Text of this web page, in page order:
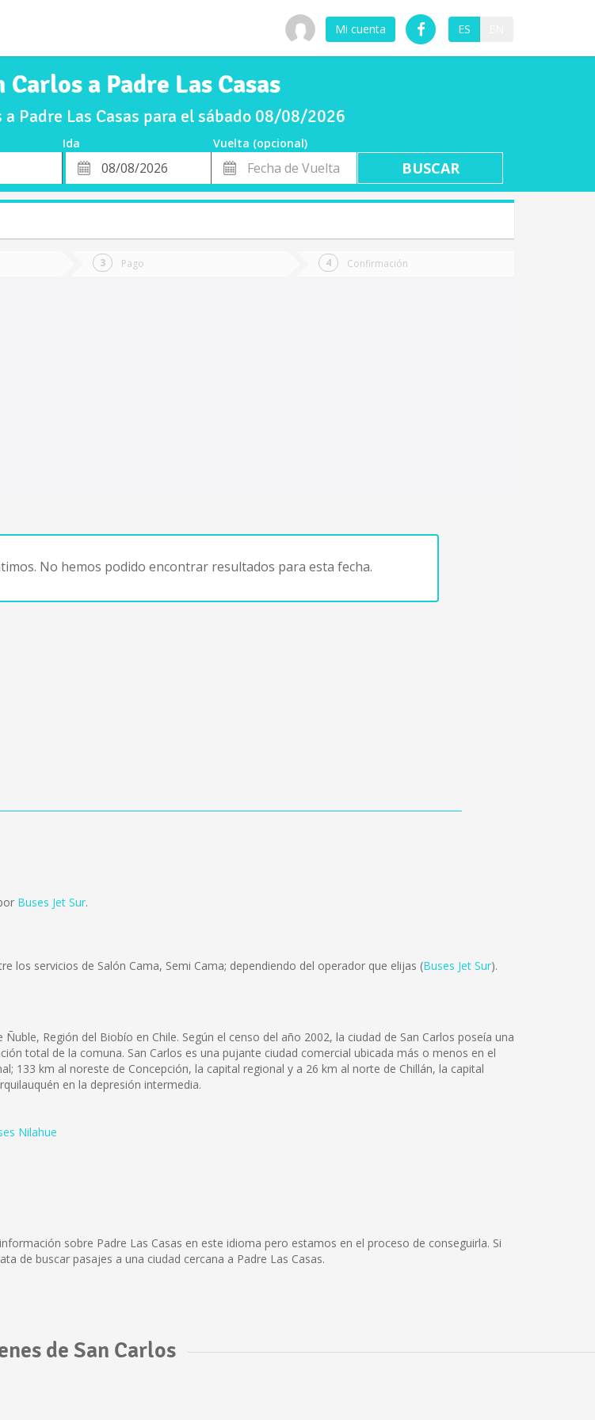
Mi cuenta ES
Carlos a Padre Las Casas
a Padre Las Casas para el sábado 08/08/2026
Ida
Vuelta (opcional)
Fecha
de
Fecha
de
Vuelta
Pago Confirmación
No hemos podido encontrar resultados para esta fecha.
Buses Jet Sur.
los servicios de Salón Cama, Semi Cama; dependiendo del operador que elijas (Buses Jet Sur).
Región del Biobío en Chile. Según el censo del año 2002, la ciudad de San Carlos poseía una
total de la comuna. San Carlos es una pujante ciudad comercial ubicada más o menos en el
133 km al noreste de Concepción, la capital regional y a 26 km al norte de Chillán, la capital
en la depresión intermedia.
Nilahue
sobre Padre Las Casas en este idioma pero estamos en el proceso de conseguirla. Si
de buscar pasajes a una ciudad cercana a Padre Las Casas.
de San Carlos